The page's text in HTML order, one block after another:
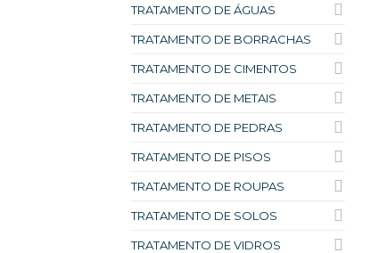
TRATAMENTO DE ÁGUAS
TRATAMENTO DE BORRACHAS
TRATAMENTO DE CIMENTOS
TRATAMENTO DE METAIS
TRATAMENTO DE PEDRAS
TRATAMENTO DE PISOS
TRATAMENTO DE ROUPAS
TRATAMENTO DE SOLOS
TRATAMENTO DE VIDROS